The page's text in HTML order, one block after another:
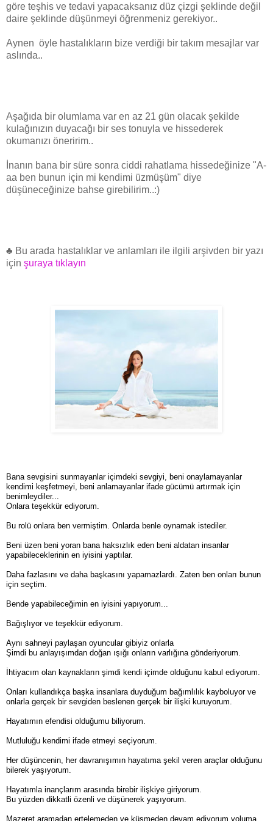
göre teşhis ve tedavi yapacaksanız düz çizgi şeklinde değil
daire şeklinde düşünmeyi öğrenmeniz gerekiyor..
Aynen öyle hastalıkların bize verdiği bir takım mesajlar var
aslında..
Aşağıda bir olumlama var en az 21 gün olacak şekilde
kulağınızın duyacağı bir ses tonuyla ve hissederek
okumanızı öneririm..
İnanın bana bir süre sonra ciddi rahatlama hissedeğinize "A-
aa ben bunun için mi kendimi üzmüşüm" diye
düşüneceğinize bahse girebilirim..:)
♣ Bu arada hastalıklar ve anlamları ile ilgili arşivden bir yazı
için şuraya tıklayın
Bana sevgisini sunmayanlar içimdeki sevgiyi, beni onaylamayanlar
kendimi keşfetmeyi, beni anlamayanlar ifade gücümü artırmak için
benimleydiler...
Onlara teşekkür ediyorum.
Bu rolü onlara ben vermiştim. Onlarda benle oynamak istediler.
Beni üzen beni yoran bana haksızlık eden beni aldatan insanlar
yapabileceklerinin en iyisini yaptılar.
Daha fazlasını ve daha başkasını yapamazlardı. Zaten ben onları bunun
için seçtim.
Bende yapabileceğimin en iyisini yapıyorum...
Bağışlıyor ve teşekkür ediyorum.
Aynı sahneyi paylaşan oyuncular gibiyiz onlarla
Şimdi bu anlayışımdan doğan ışığı onların varlığına gönderiyorum.
İhtiyacım olan kaynakların şimdi kendi içimde olduğunu kabul ediyorum.
Onları kullandıkça başka insanlara duyduğum bağımlılık kayboluyor ve
onlarla gerçek bir sevgiden beslenen gerçek bir ilişki kuruyorum.
Hayatımın efendisi olduğumu biliyorum.
Mutluluğu kendimi ifade etmeyi seçiyorum.
Her düşüncenin, her davranışımın hayatıma şekil veren araçlar olduğunu
bilerek yaşıyorum.
Hayatımla inançlarım arasında birebir ilişkiye giriyorum.
Bu yüzden dikkatli özenli ve düşünerek yaşıyorum.
Mazeret aramadan ertelemeden ve küsmeden devam ediyorum yoluma